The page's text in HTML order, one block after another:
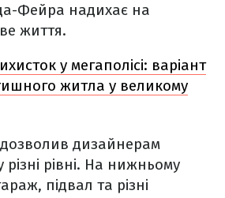
Фейра надихає на
життя.
у мегаполісі: варіант
житла у великому
дизайнерам
рівні. На нижньому
підвал та різні